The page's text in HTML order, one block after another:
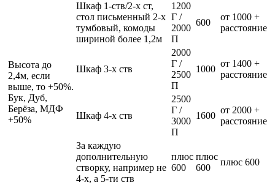
Высота до
2,4м, если
выше, то +50%.
Бук, Дуб,
Берёза, МДФ
+50%
Шкаф 1-ств/2-х ст,
стол письменный 2-х
тумбовый, комоды
шириной более 1,2м
1200
Г /
2000
П
600
от 1000 +
расстояние
Шкаф 3-х ств
2000
Г /
2500
П
1000
от 1400 +
расстояние
Шкаф 4-х ств
2500
Г /
3000
П
1600
от 2000 +
расстояние
За каждую
дополнительную
створку, например не
4-х, а 5-ти ств
плюс
600
плюс
600
плюс 600